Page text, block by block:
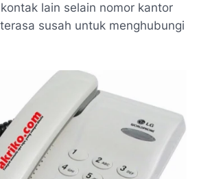
lain selain nomor kantor
susah untuk menghubungi